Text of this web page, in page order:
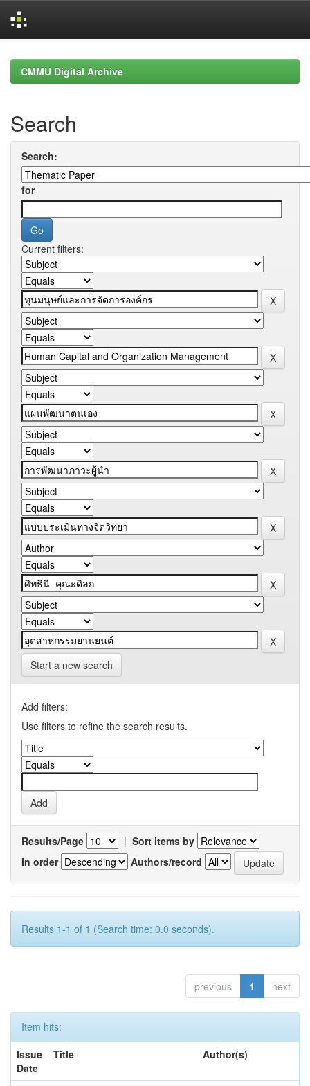
navigationCMMU Digital Archive
Search
Search:
for
Current filters:
Start a new search
Add filters:
Use filters to refine the search results.
Results/Page | Sort items by
In order
Authors/record
Results 1-1 of 1 (Search time: 0.0 seconds).
previous 1 next
Item hits:
Issue
Date
Title Author(s)